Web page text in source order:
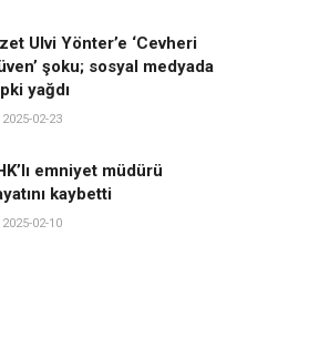
Ulvi Yönter’e ‘Cevheri
şoku; sosyal medyada
yağdı
2025-02-23
emniyet müdürü
kaybetti
2025-02-10